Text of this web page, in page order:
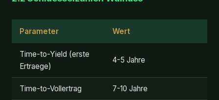
Parameter Wert
Time-to-Yield (erste
Ertraege)
4-5 Jahre
Time-to-Vollertrag 7-10 Jahre